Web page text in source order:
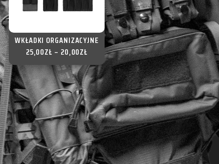
WKŁADKI ORGANIZACYJNE
20,00ZŁ
–
25,00ZŁ